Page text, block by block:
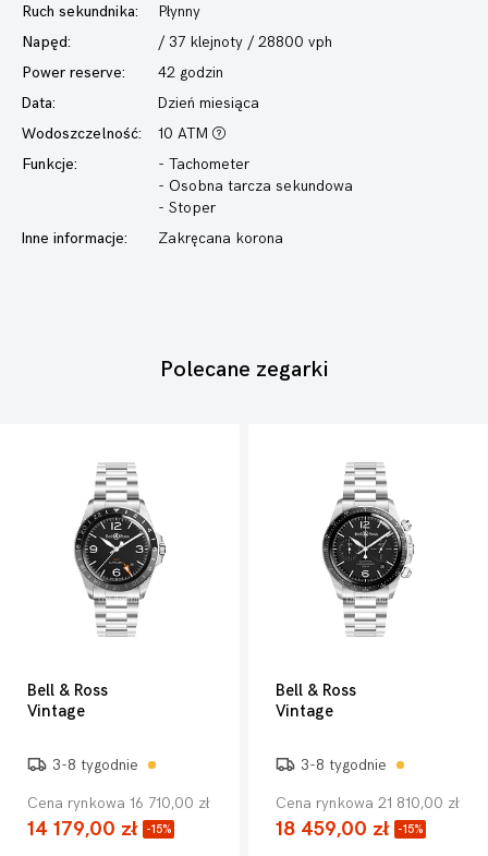
Ruch sekundnika:
Płynny
Napęd:
/ 37 klejnoty / 28800 vph
Power reserve:
42 godzin
Data:
Dzień miesiąca
Wodoszczelność:
10 ATM
Funkcje:
- Tachometer
- Osobna tarcza sekundowa
- Stoper
Inne informacje:
Zakręcana korona
Polecane zegarki
Bell & Ross
Vintage
3-8 tygodnie
Cena rynkowa 16 710,00 zł
14 179,00 zł -15%
Bell & Ross
Vintage
3-8 tygodnie
Cena rynkowa 21 810,00 zł
18 459,00 zł -15%